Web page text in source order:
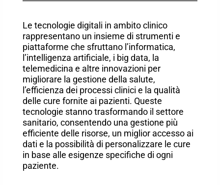
Le tecnologie digitali in ambito clinico
rappresentano un insieme di strumenti e
piattaforme che sfruttano l’informatica,
l’intelligenza artificiale, i big data, la
telemedicina e altre innovazioni per
migliorare la gestione della salute,
l’efficienza dei processi clinici e la qualità
delle cure fornite ai pazienti. Queste
tecnologie stanno trasformando il settore
sanitario, consentendo una gestione più
efficiente delle risorse, un miglior accesso ai
dati e la possibilità di personalizzare le cure
in base alle esigenze specifiche di ogni
paziente.